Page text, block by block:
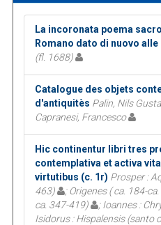
La incoronata poema
Romano dato di nuovo
(fl. 1688)
Catalogue des objets
d'antiquitès Palin, Nils
Capranesi, Francesco
Hic continentur libri tres
contemplativa et activa
virtutibus (c. 1r) Prosper :
463)
; Origenes ( ca. 184-
ca. 347-419)
; Ioannes :
Isidorus : Hispalensis (santo